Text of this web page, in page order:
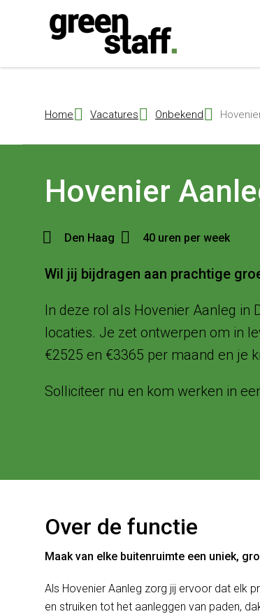
Home Vacatures Onbekend
Hovenier
Den Haag 40 uren per week
Wil jij bijdragen aan prachtige
In deze rol als Hovenier Aanleg in
locaties. Je zet ontwerpen om in
€2525 en €3365 per maand en je
Solliciteer nu en kom werken in
Over de functie
Maak van elke buitenruimte een uniek,
Als Hovenier Aanleg zorg jij ervoor dat elk
en struiken tot het aanleggen van paden,